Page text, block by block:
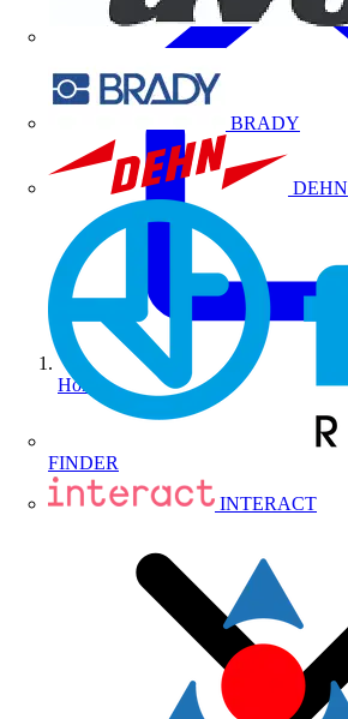
BRADY
DEHN
FINDER
INTERACT
Home